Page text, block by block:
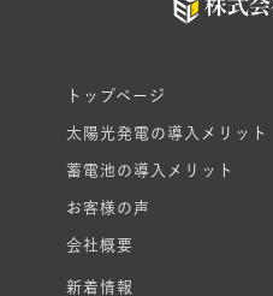
トップページ
太陽光発電の導入メリット
蓄電池の導入メリット
お客様の声
会社概要
新着情報